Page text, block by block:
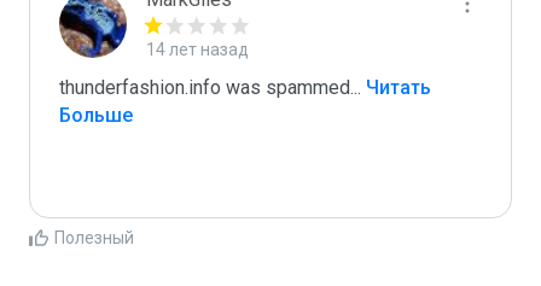
14 лет назад
thunderfashion.info was spammed... Читать
Больше
Полезный